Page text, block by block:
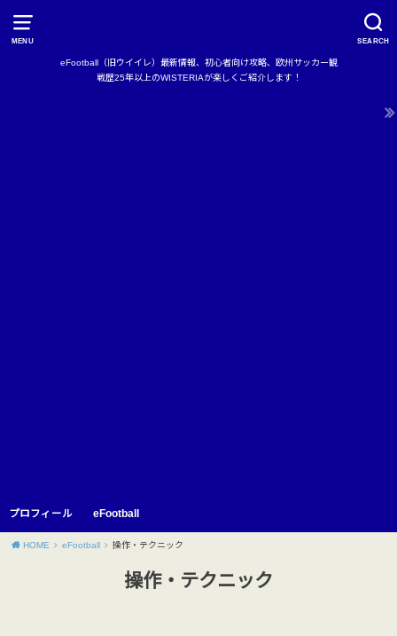
MENU SEARCH
eFootball（旧ウイイレ）最新情報、初心者向け攻略、欧州サッカー観
戦歴25年以上のWISTERIAが楽しくご紹介します！
プロフィール eFootball
HOME eFootball 操作・テクニック
操作・テクニック